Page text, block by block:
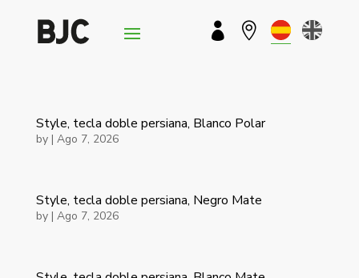
 
Style, tecla doble persiana, Blanco Polar
by | Ago 7, 2026
Style, tecla doble persiana, Negro Mate
by | Ago 7, 2026